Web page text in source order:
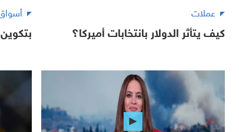
عملات
كيف يتأثر الدولار بانتخابات أميركا؟